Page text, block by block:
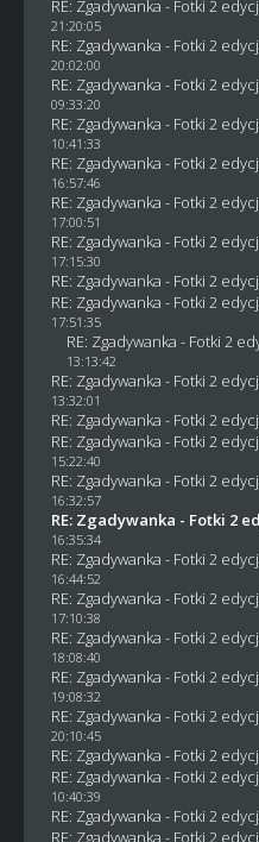
RE: Zgadywanka - Fotki 2
21:20:05
RE: Zgadywanka - Fotki 2
20:02:00
RE: Zgadywanka - Fotki 2
09:33:20
RE: Zgadywanka - Fotki 2
10:41:33
RE: Zgadywanka - Fotki 2
16:57:46
RE: Zgadywanka - Fotki 2
17:00:51
RE: Zgadywanka - Fotki 2
17:15:30
RE: Zgadywanka - Fotki 2
RE: Zgadywanka - Fotki 2
17:51:35
RE: Zgadywanka - Fotki 2
13:13:42
RE: Zgadywanka - Fotki 2
13:32:01
RE: Zgadywanka - Fotki 2
RE: Zgadywanka - Fotki 2
15:22:40
RE: Zgadywanka - Fotki 2
16:32:57
RE: Zgadywanka - Fotki 2
16:35:34
RE: Zgadywanka - Fotki 2
16:44:52
RE: Zgadywanka - Fotki 2
17:10:38
RE: Zgadywanka - Fotki 2
18:08:40
RE: Zgadywanka - Fotki 2
19:08:32
RE: Zgadywanka - Fotki 2
20:10:45
RE: Zgadywanka - Fotki 2
RE: Zgadywanka - Fotki 2
10:40:39
RE: Zgadywanka - Fotki 2
RE: Zgadywanka - Fotki 2